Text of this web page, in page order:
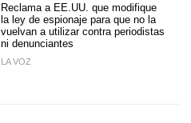
Reclama a EE.UU. que modifique
la ley de espionaje para que no la
vuelvan a utilizar contra periodistas
ni denunciantes
LA VOZ